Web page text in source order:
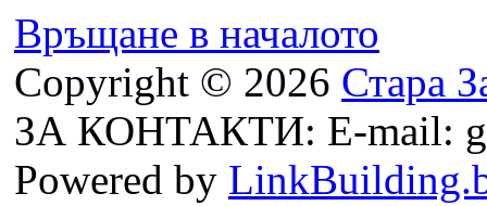
Връщане в началото
Copyright © 2026 Стара
ЗА КОНТАКТИ: E-mail:
Powered by